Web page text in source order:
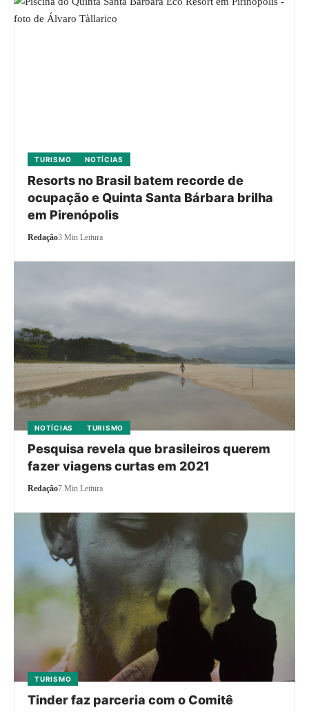
TURISMO NOTÍCIAS
Resorts no Brasil batem recorde de
ocupação e Quinta Santa Bárbara brilha
em Pirenópolis
Redação3 Min Leitura
NOTÍCIAS TURISMO
Pesquisa revela que brasileiros querem
fazer viagens curtas em 2021
Redação7 Min Leitura
TURISMO
Tinder faz parceria com o Comitê